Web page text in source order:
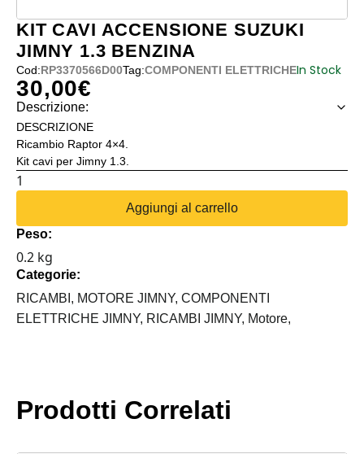
KIT CAVI ACCENSIONE SUZUKI
JIMNY 1.3 BENZINA
Cod:RP3370566D00Tag:COMPONENTI ELETTRICHEIn Stock
30,00€
Descrizione:
DESCRIZIONE
Ricambio Raptor 4×4.
Kit cavi per Jimny 1.3.
KIT
SUZUKI
JIMNY
1.3
BENZINA
quantità
Aggiungi al carrello
Peso:
0.2 kg
Categorie:
RICAMBI, MOTORE JIMNY, COMPONENTI
ELETTRICHE JIMNY, RICAMBI JIMNY, Motore,
Prodotti Correlati